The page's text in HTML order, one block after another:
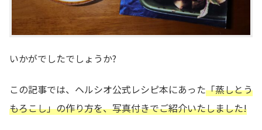
いかがでしたでしょうか?
この記事では、ヘルシオ公式レシピ本にあった「蒸しとう
もろこし」の作り方を、写真付きでご紹介いたしました!